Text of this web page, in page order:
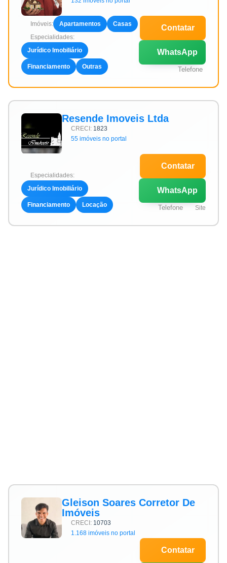
Imóveis: Apartamentos
Casas
Especialidades:
Jurídico Imobiliário
Financiamento Outras
Contatar
WhatsApp
Telefone
Resende Imoveis Ltda
CRECI: 1823
55 imóveis no portal
Especialidades:
Jurídico Imobiliário
Financiamento Locação
Contatar
WhatsApp
Telefone Site
Gleison Soares Corretor De
Imóveis
CRECI: 10703
1.168 imóveis no portal
Contatar